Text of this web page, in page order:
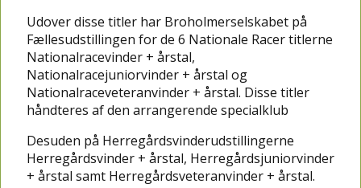
Udover disse titler har Broholmerselskabet på
Fællesudstillingen for de 6 Nationale Racer titlerne
Nationalracevinder + årstal,
Nationalracejuniorvinder + årstal og
Nationalraceveteranvinder + årstal. Disse titler
håndteres af den arrangerende specialklub
Desuden på Herregårdsvinderudstillingerne
Herregårdsvinder + årstal, Herregårdsjuniorvinder
+ årstal samt Herregårdsveteranvinder + årstal.